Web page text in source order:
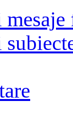
mesaje